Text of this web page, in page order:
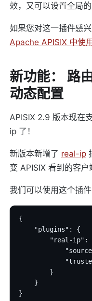
效，又可以设置全局
如果您对这一插件感
Apache APISIX 中使
新功能： 路
动态配置
APISIX 2.9 版本现在
ip 了！
新版本新增了 real-ip
变 APISIX 看到的客户
我们可以使用这个插
{
    "plugins": {
"real-ip":
        }
    }
}